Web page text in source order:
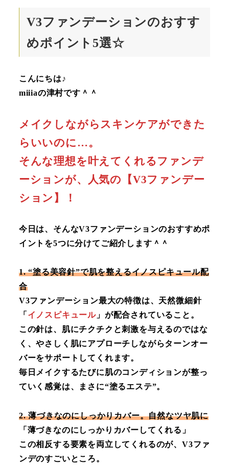
V3ファンデーションのおすす
めポイント5選☆
こんにちは♪
miiiaの津村です＾＾
メイクしながらスキンケアができた
らいいのに…。
そんな理想を叶えてくれるファンデ
ーションが、人気の【V3ファンデー
ション】！
今日は、そんなV3ファンデーションのおすすめポ
イントを5つに分けてご紹介します＾＾
1. “塗る美容針”で肌を整えるイノスピキュール配
合
V3ファンデーション最大の特徴は、天然微細針
「 イノスピキュール 」が配合されていること。
この針は、肌にチクチクと刺激を与えるのではな
く、やさしく肌にアプローチしながらターンオー
バーをサポートしてくれます。
毎日メイクするたびに肌のコンディションが整っ
ていく感覚は、まさに“塗るエステ”。
2. 薄づきなのにしっかりカバー。自然なツヤ肌に
「薄づきなのにしっかりカバーしてくれる」
この相反する要素を両立してくれるのが、V3ファ
ンデのすごいところ。